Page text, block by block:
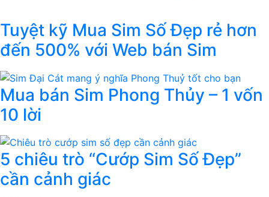
Tuyệt kỹ Mua Sim Số Đẹp rẻ hơn
đến 500% với Web bán Sim
Mua bán Sim Phong Thủy – 1 vốn
10 lời
5 chiêu trò “Cướp Sim Số Đẹp”
cần cảnh giác